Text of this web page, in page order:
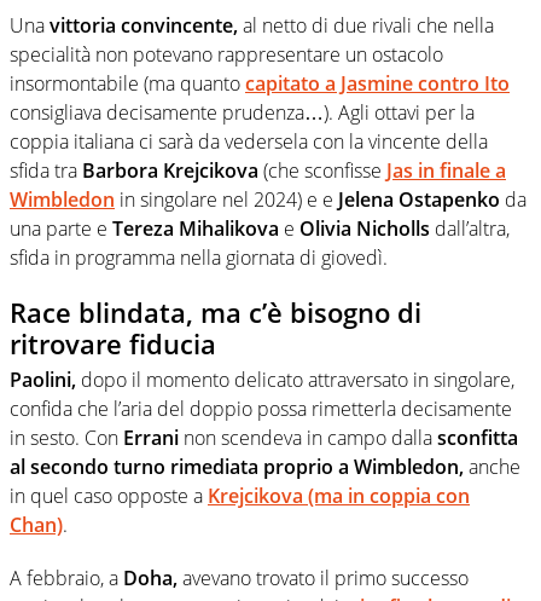
Unavittoria convincente,al netto di due rivali che nella
specialità non potevano rappresentare un ostacolo
insormontabile (ma quantocapitato a Jasmine contro Ito
consigliava decisamente prudenza…). Agli ottavi per la
coppia italiana ci sarà da vedersela con la vincente della
sfida tra Barbora Krejcikova (che sconfisse Jas in finale a
Wimbledon in singolare nel 2024) e e Jelena Ostapenko da
una parte e Tereza Mihalikova e Olivia Nicholls dall’altra,
sfida in programma nella giornata di giovedì.
Race blindata, ma c’è bisogno di
ritrovare fiducia
Paolini, dopo il momento delicato attraversato in singolare,
confida che l’aria del doppio possa rimetterla decisamente
in sesto. Con Errani non scendeva in campo dallasconfitta
al secondo turno rimediata proprio a Wimbledon,anche
in quel caso opposte a Krejcikova (ma in coppia con
Chan).
A febbraio, a Doha,avevano trovato il primo successo